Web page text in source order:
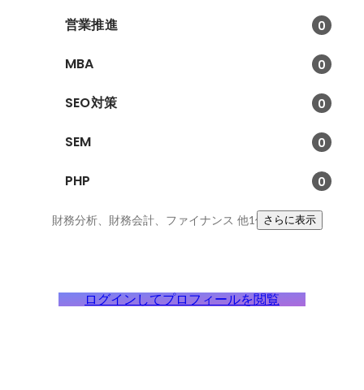
営業推進 0
MBA 0
SEO対策 0
SEM 0
PHP 0
財務分析、財務会計、ファイナンス 他1件さらに表示
ログインしてプロフィールを閲覧